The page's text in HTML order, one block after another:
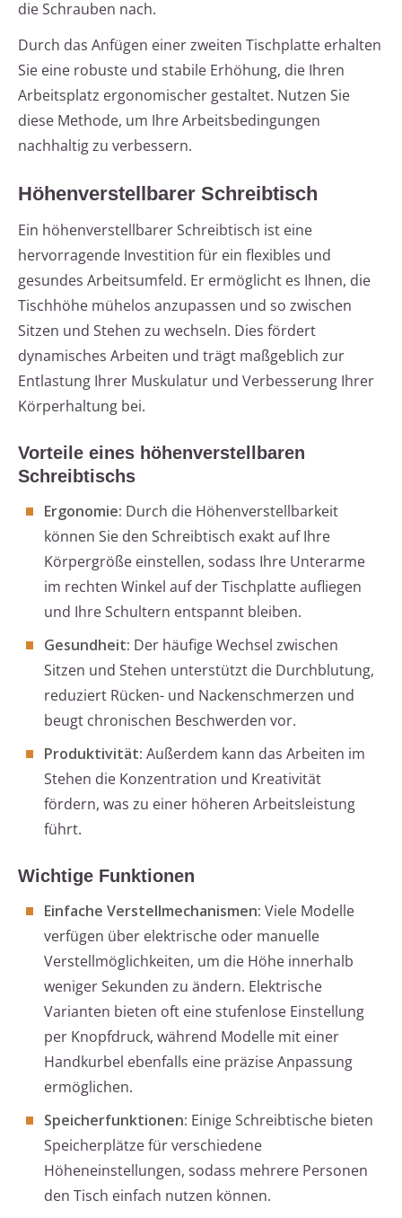
die Schrauben nach.
Durch das Anfügen einer zweiten Tischplatte erhalten
Sie eine robuste und stabile Erhöhung, die Ihren
Arbeitsplatz ergonomischer gestaltet. Nutzen Sie
diese Methode, um Ihre Arbeitsbedingungen
nachhaltig zu verbessern.
Höhenverstellbarer Schreibtisch
Ein höhenverstellbarer Schreibtisch ist eine
hervorragende Investition für ein flexibles und
gesundes Arbeitsumfeld. Er ermöglicht es Ihnen, die
Tischhöhe mühelos anzupassen und so zwischen
Sitzen und Stehen zu wechseln. Dies fördert
dynamisches Arbeiten und trägt maßgeblich zur
Entlastung Ihrer Muskulatur und Verbesserung Ihrer
Körperhaltung bei.
Vorteile eines höhenverstellbaren
Schreibtischs
Ergonomie: Durch die Höhenverstellbarkeit
können Sie den Schreibtisch exakt auf Ihre
Körpergröße einstellen, sodass Ihre Unterarme
im rechten Winkel auf der Tischplatte aufliegen
und Ihre Schultern entspannt bleiben.
Gesundheit: Der häufige Wechsel zwischen
Sitzen und Stehen unterstützt die Durchblutung,
reduziert Rücken- und Nackenschmerzen und
beugt chronischen Beschwerden vor.
Produktivität: Außerdem kann das Arbeiten im
Stehen die Konzentration und Kreativität
fördern, was zu einer höheren Arbeitsleistung
führt.
Wichtige Funktionen
Einfache Verstellmechanismen: Viele Modelle
verfügen über elektrische oder manuelle
Verstellmöglichkeiten, um die Höhe innerhalb
weniger Sekunden zu ändern. Elektrische
Varianten bieten oft eine stufenlose Einstellung
per Knopfdruck, während Modelle mit einer
Handkurbel ebenfalls eine präzise Anpassung
ermöglichen.
Speicherfunktionen: Einige Schreibtische bieten
Speicherplätze für verschiedene
Höheneinstellungen, sodass mehrere Personen
den Tisch einfach nutzen können.